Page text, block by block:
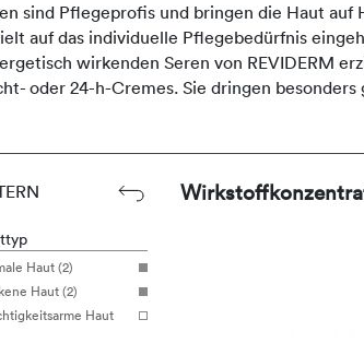
sind Pflegeprofis und bringen die Haut
auf das individuelle Pflegebedürfnis
wirkenden Seren von REVIDERM
oder 24-h-Cremes. Sie dringen
Haut (2)
Haut (2)
Haut